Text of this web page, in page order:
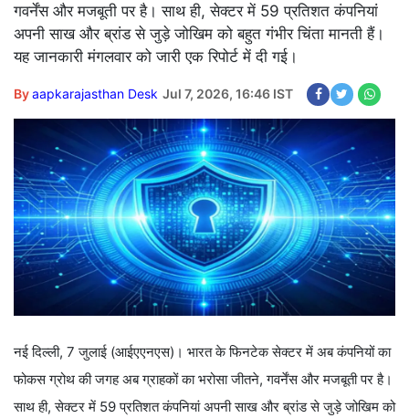
गवर्नेंस और मजबूती पर है। साथ ही, सेक्टर में 59 प्रतिशत कंपनियां
अपनी साख और ब्रांड से जुड़े जोखिम को बहुत गंभीर चिंता मानती हैं।
यह जानकारी मंगलवार को जारी एक रिपोर्ट में दी गई।
Byaapkarajasthan Desk Jul 7, 2026, 16:46 IST
नई दिल्ली, 7 जुलाई (आईएएनएस)। भारत के फिनटेक सेक्टर में अब कंपनियों का
फोकस ग्रोथ की जगह अब ग्राहकों का भरोसा जीतने, गवर्नेंस और मजबूती पर है।
साथ ही, सेक्टर में 59 प्रतिशत कंपनियां अपनी साख और ब्रांड से जुड़े जोखिम को